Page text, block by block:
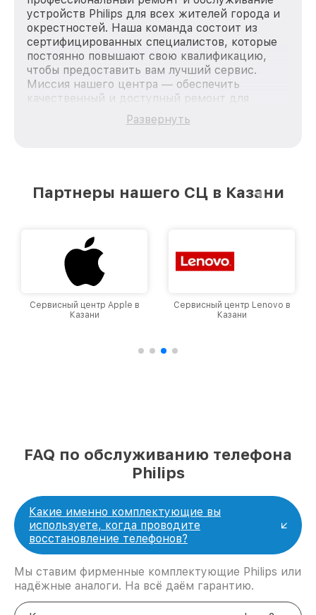
устройств Philips для всех жителей города и
окрестностей. Наша команда состоит из
сертифицированных специалистов, которые
постоянно повышают свою квалификацию,
чтобы предоставить вам лучший сервис.
Миссия нашего центра — обеспечить
качественный и доступный ремонт для
каждого пользователя продукции Philips, вне
зависимости от сложности поломки. Мы
Казани, постоянно повышая уровень доверия
Развернуть
Партнеры нашего СЦ в Казани
Сервисный центр Apple в
Казани
Сервисный центр Lenovo в
Казани
FAQ по обслуживанию телефона
Philips
Какие именно комплектующие вы
используете, когда проводите
восстановление телефонов?
Мы ставим фирменные комплектующие Philips или
надёжные аналоги. На всё даём гарантию.